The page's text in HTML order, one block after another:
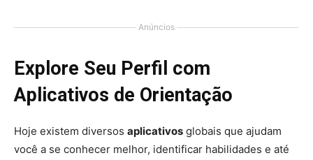
Anúncios
Explore Seu Perfil com
Aplicativos de Orientação
Hoje existem diversos aplicativos globais que ajudam
você a se conhecer melhor, identificar habilidades e até